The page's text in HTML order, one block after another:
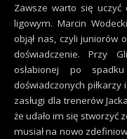
Zawsze warto się uczyć
ligowym. Marcin
objął nas, czyli juniorów
doświadczenie. Przy
osłabionej po
doświadczonych
zasługi dla trenerów
że udało im się stworzyć
musiał na nowo